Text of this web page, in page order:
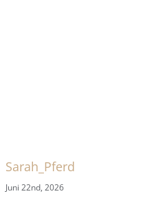
Sarah_Pferd
Juni 22nd, 2026